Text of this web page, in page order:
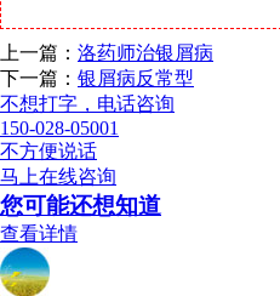
上一篇： 洛药师治银屑病
下一篇： 银屑病反常型
不想打字，电话咨询
150-028-05001
不方便说话
马上在线咨询
您可能还想知道
查看详情